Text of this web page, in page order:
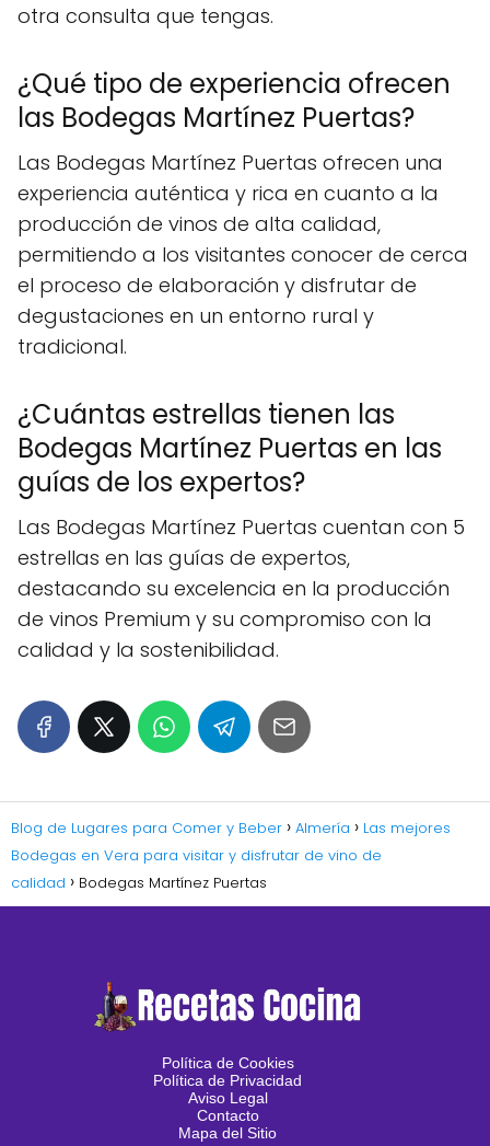
otra consulta que tengas.
¿Qué tipo de experiencia ofrecen
las Bodegas Martínez Puertas?
Las Bodegas Martínez Puertas ofrecen una
experiencia auténtica y rica en cuanto a la
producción de vinos de alta calidad,
permitiendo a los visitantes conocer de cerca
el proceso de elaboración y disfrutar de
degustaciones en un entorno rural y
tradicional.
¿Cuántas estrellas tienen las
Bodegas Martínez Puertas en las
guías de los expertos?
Las Bodegas Martínez Puertas cuentan con 5
estrellas en las guías de expertos,
destacando su excelencia en la producción
de vinos Premium y su compromiso con la
calidad y la sostenibilidad.
Blog de Lugares para Comer y Beber Almería
Las mejores
Bodegas en Vera para visitar y disfrutar de vino de
calidad
Bodegas Martínez Puertas
Política de Cookies
Política de Privacidad
Aviso Legal
Contacto
Mapa del Sitio